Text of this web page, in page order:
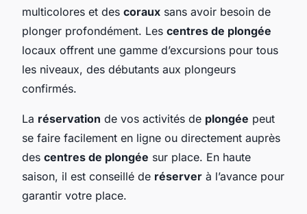
multicolores et des coraux sans avoir besoin de
plonger profondément. Les centres de plongée
locaux offrent une gamme d’excursions pour tous
les niveaux, des débutants aux plongeurs
confirmés.
La réservation de vos activités de plongée peut
se faire facilement en ligne ou directement auprès
des centres de plongée sur place. En haute
saison, il est conseillé de réserver à l’avance pour
garantir votre place.